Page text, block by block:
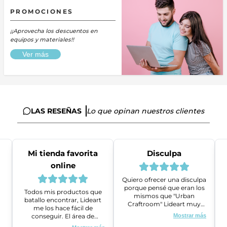
PROMOCIONES
¡¡Aprovecha los descuentos en
equipos y materiales!!
Ver más
LAS RESEÑAS Lo que opinan nuestros clientes
Mi tienda favorita
online
Todos mis productos que
batallo encontrar, Lideart
me los hace fácil de
conseguir. El área de
ventas es super amable y
Disculpa
Quiero ofrecer una disculpa
porque pensé que eran los
mismos que "Urban
Craftroom" Lideart muy
amables me ayudaron a
gestionar un problema que
Mostrar más